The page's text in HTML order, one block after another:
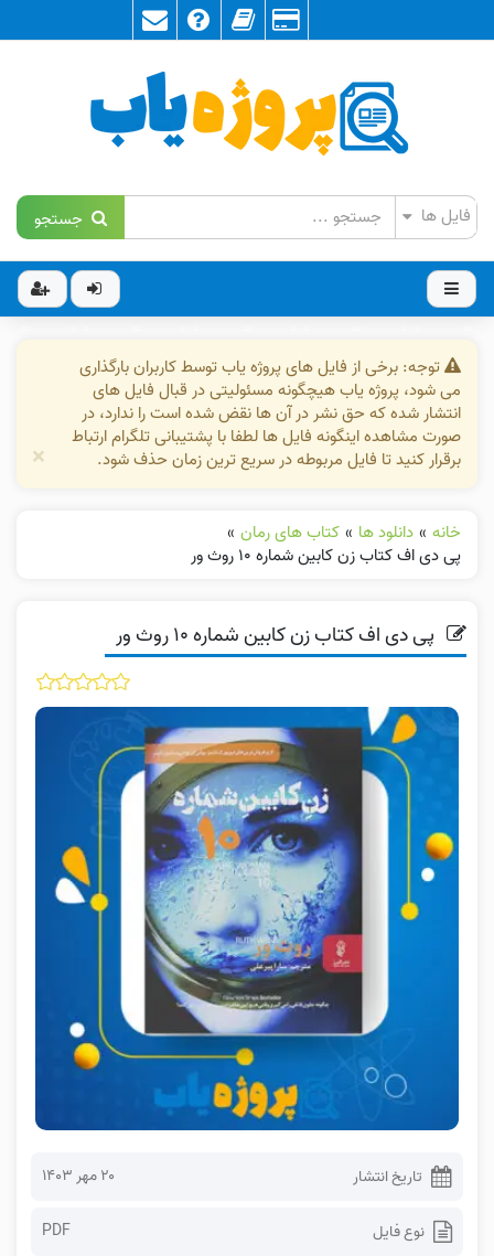
جستجو
توجه: برخی از فایل های پروژه یاب توسط کاربران بارگذاری
می شود، پروژه یاب هیچگونه مسئولیتی در قبال فایل های
انتشار شده که حق نشر در آن ها نقض شده است را ندارد، در
صورت مشاهده اینگونه فایل ها لطفا با پشتیبانی تلگرام ارتباط
برقرار کنید تا فایل مربوطه در سریع ترین زمان حذف شود.
×
خانه » دانلود ها » کتاب های رمان »
پی دی اف کتاب زن کابین شماره ۱۰ روث ور
پی دی اف کتاب زن کابین شماره ۱۰ روث ور
تاریخ انتشار ۲۰ مهر ۱۴۰۳
نوع فایل PDF